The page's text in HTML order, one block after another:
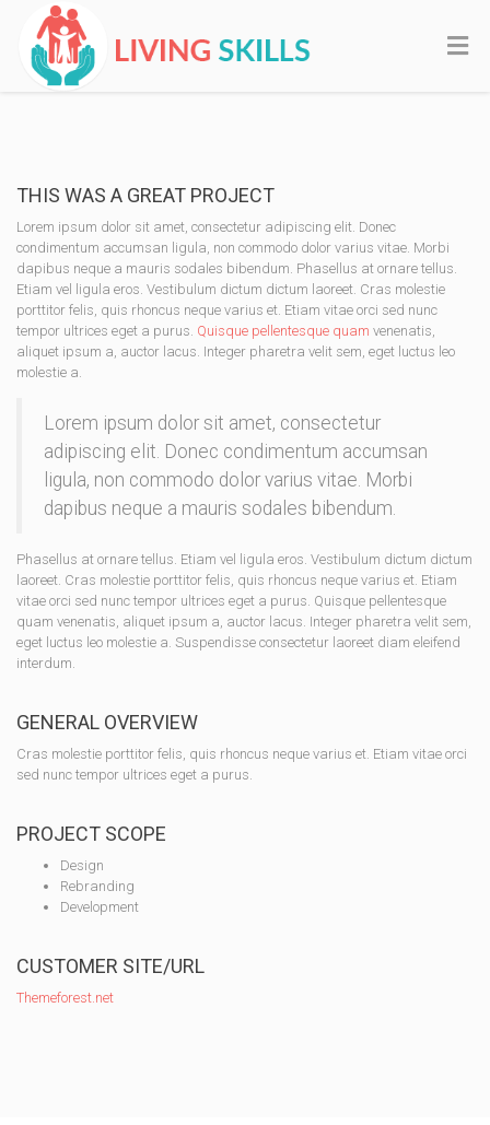
THIS WAS A GREAT PROJECT
Lorem ipsum dolor sit amet, consectetur adipiscing elit. Donec
condimentum accumsan ligula, non commodo dolor varius vitae. Morbi
dapibus neque a mauris sodales bibendum. Phasellus at ornare tellus.
Etiam vel ligula eros. Vestibulum dictum dictum laoreet. Cras molestie
porttitor felis, quis rhoncus neque varius et. Etiam vitae orci sed nunc
tempor ultrices eget a purus. Quisque pellentesque quam venenatis,
aliquet ipsum a, auctor lacus. Integer pharetra velit sem, eget luctus leo
molestie a.
Lorem ipsum dolor sit amet, consectetur
adipiscing elit. Donec condimentum accumsan
ligula, non commodo dolor varius vitae. Morbi
dapibus neque a mauris sodales bibendum.
Phasellus at ornare tellus. Etiam vel ligula eros. Vestibulum dictum dictum
laoreet. Cras molestie porttitor felis, quis rhoncus neque varius et. Etiam
vitae orci sed nunc tempor ultrices eget a purus. Quisque pellentesque
quam venenatis, aliquet ipsum a, auctor lacus. Integer pharetra velit sem,
eget luctus leo molestie a. Suspendisse consectetur laoreet diam eleifend
interdum.
GENERAL OVERVIEW
Cras molestie porttitor felis, quis rhoncus neque varius et. Etiam vitae orci
sed nunc tempor ultrices eget a purus.
PROJECT SCOPE
Design
Rebranding
Development
CUSTOMER SITE/URL
Themeforest.net